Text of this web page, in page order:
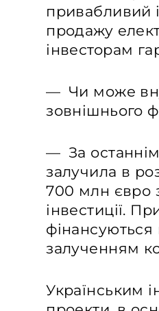
привабливий
продажу
інвесторам
— Чи може
зовнішнього
— За
залучила в
700 млн євро
інвестиції.
фінансуються
залученням
Українським